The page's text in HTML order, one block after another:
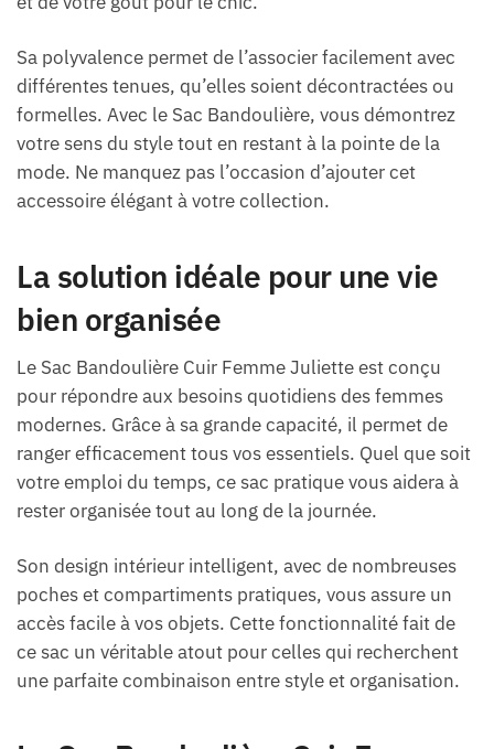
Sa polyvalence permet de l’associer facilement avec
différentes tenues, qu’elles soient décontractées ou
formelles. Avec le Sac Bandoulière, vous démontrez
votre sens du style tout en restant à la pointe de la
mode. Ne manquez pas l’occasion d’ajouter cet
accessoire élégant à votre collection.
La solution idéale pour une vie
bien organisée
Le Sac Bandoulière Cuir Femme Juliette est conçu
pour répondre aux besoins quotidiens des femmes
modernes. Grâce à sa grande capacité, il permet de
ranger efficacement tous vos essentiels. Quel que soit
votre emploi du temps, ce sac pratique vous aidera à
rester organisée tout au long de la journée.
Son design intérieur intelligent, avec de nombreuses
poches et compartiments pratiques, vous assure un
accès facile à vos objets. Cette fonctionnalité fait de
ce sac un véritable atout pour celles qui recherchent
une parfaite combinaison entre style et organisation.